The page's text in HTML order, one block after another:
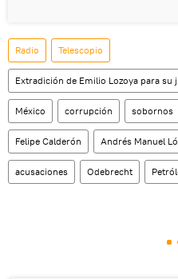
Radio Telescopio
Extradición de Emilio Lozoya para su
México corrupción sobornos
Felipe Calderón Andrés Manuel
acusaciones Odebrecht